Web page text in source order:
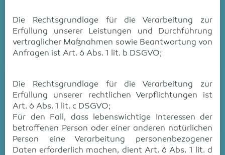
Die Rechtsgrundlage für die Verarbeitung zur
Erfüllung unserer Leistungen und Durchführung
vertraglicher Maßnahmen sowie Beantwortung von
Anfragen ist Art. 6 Abs. 1 lit. b DSGVO;
Die Rechtsgrundlage für die Verarbeitung zur
Erfüllung unserer rechtlichen Verpflichtungen ist
Art. 6 Abs. 1 lit. c DSGVO;
Für den Fall, dass lebenswichtige Interessen der
betroffenen Person oder einer anderen natürlichen
Person eine Verarbeitung personenbezogener
Daten erforderlich machen, dient Art. 6 Abs. 1 lit. d